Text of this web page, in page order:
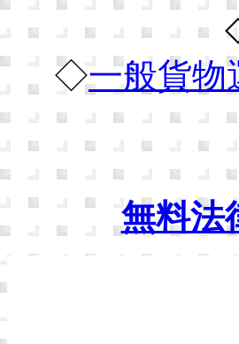
◇一般貨物
無料法